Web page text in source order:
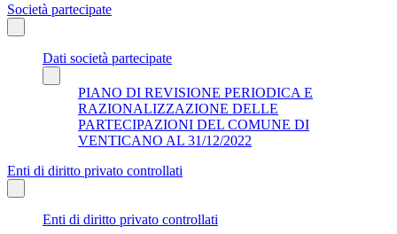
Società partecipate
Dati società partecipate
PIANO DI REVISIONE PERIODICA E
RAZIONALIZZAZIONE DELLE
PARTECIPAZIONI DEL COMUNE DI
VENTICANO AL 31/12/2022
Enti di diritto privato controllati
Enti di diritto privato controllati